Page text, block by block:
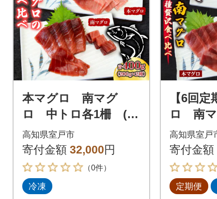
本マグロ 南マグ
ロ 中トロ各1柵 (計
400g) 食べ比べ
高知県室戸市
寄付金額 32,000円
（0件）
冷凍
【6回
ロ 南
ロ 各2
お届け
高知県室戸
寄付金額
定期便